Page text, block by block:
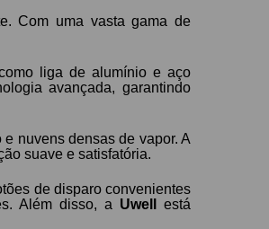
Com uma vasta gama de
liga de alumínio e aço
avançada, garantindo
nuvens densas de vapor. A
suave e satisfatória.
de disparo convenientes
Além disso, a Uwell
está